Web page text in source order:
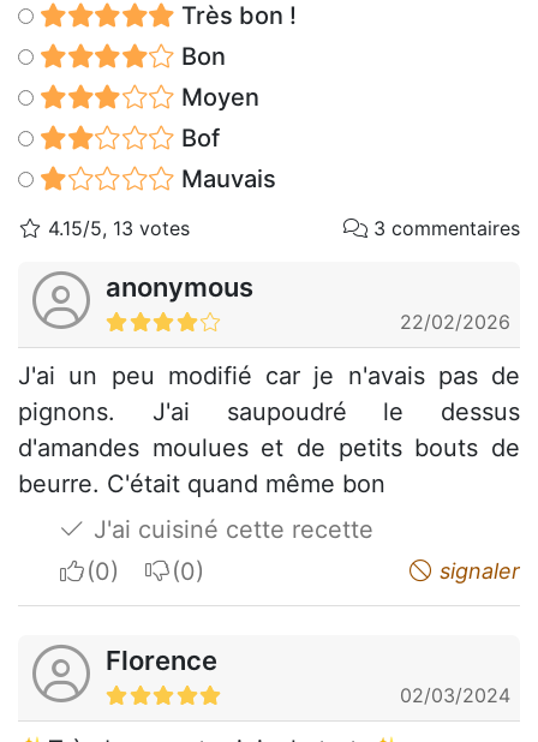
Très bon !
Bon
Moyen
Bof
Mauvais
4.15/5, 13 votes 3 commentaires
anonymous
22/02/2026
J'ai un peu modifié car je n'avais pas de
pignons. J'ai saupoudré le dessus
d'amandes moulues et de petits bouts de
beurre. C'était quand même bon
J'ai cuisiné cette recette
I apreciateI do not appreciate signaler
Florence
02/03/2024